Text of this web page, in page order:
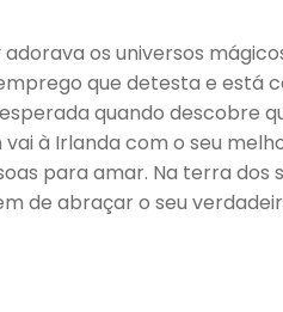
os universos
que detesta e está
quando descobre
vai à Irlanda com o seu
para amar. Na terra
de abraçar o seu